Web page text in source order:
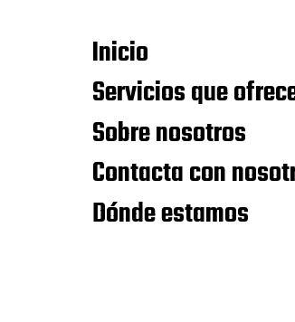
Inicio
Servicios que
Sobre nosotros
Contacta con
Dónde estamos